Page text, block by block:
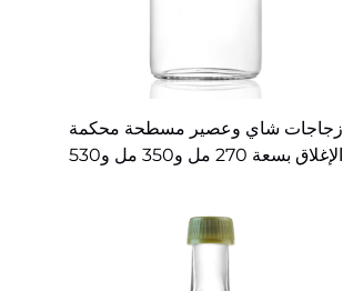
زجاجات شاي وعصير مسطحة محكمة
الإغلاق بسعة 270 مل و350 مل و530